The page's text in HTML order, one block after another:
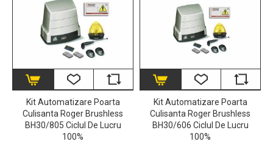
Kit Automatizare Poarta
Culisanta Roger Brushless
BH30/805 Ciclul De Lucru
100%
Kit Automatizare Poarta
Culisanta Roger Brushless
BH30/606 Ciclul De Lucru
100%